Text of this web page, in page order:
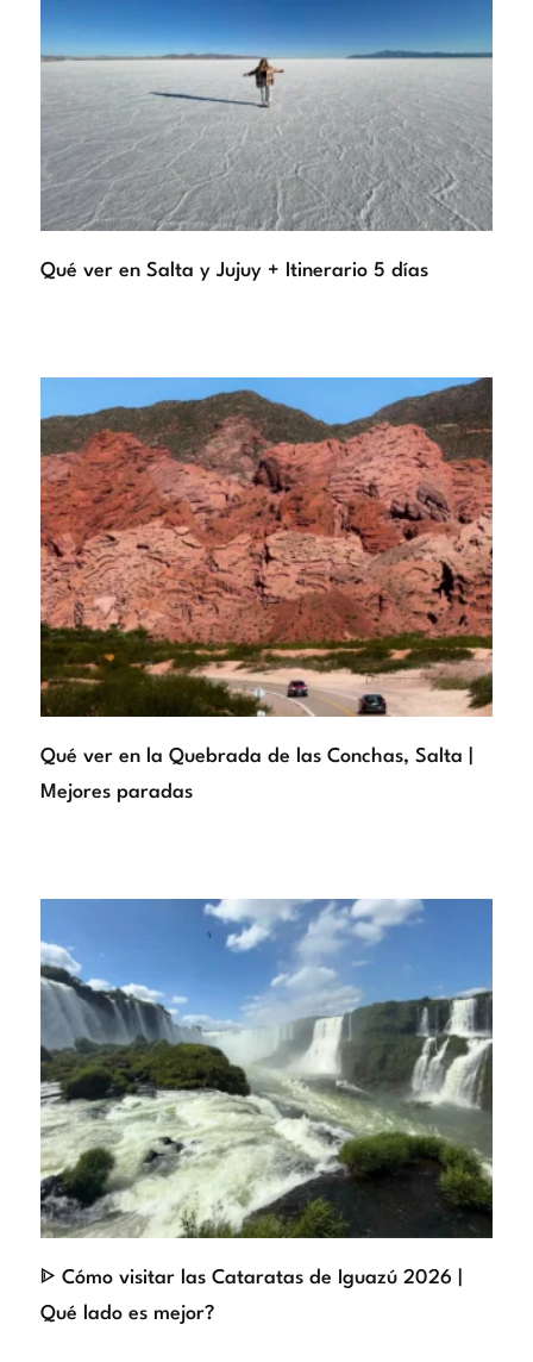
Qué ver en Salta y Jujuy + Itinerario 5 días
Qué ver en la Quebrada de las Conchas, Salta |
Mejores paradas
ᐈ Cómo visitar las Cataratas de Iguazú 2026 |
Qué lado es mejor?